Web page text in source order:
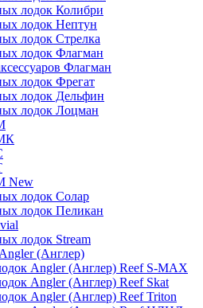
лодок Колибри
лодок Нептун
лодок Стрелка
лодок Флагман
Флагман
лодок Фрегат
лодок Дельфин
лодок Лоцман
New
лодок Солар
лодок Пеликан
лодок Stream
(Англер)
Angler (Англер) Reef S-MAX
Angler (Англер) Reef Skat
Angler (Англер) Reef Triton